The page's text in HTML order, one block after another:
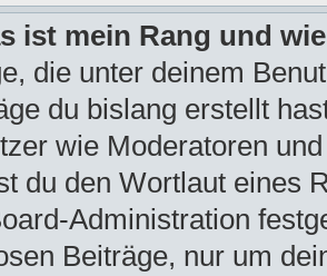
ist mein Rang und
die unter deinem
du bislang erstellt
wie Moderatoren
du den Wortlaut eines
Administration
Beiträge, nur um